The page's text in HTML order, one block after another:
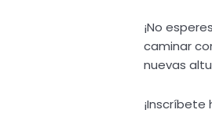
¡No
caminar
nuevas